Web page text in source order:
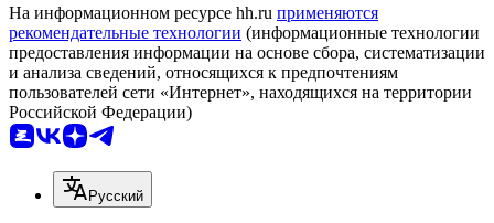
На информационном ресурсе hh.ru применяются
рекомендательные технологии (информационные технологии
предоставления информации на основе сбора, систематизации
и анализа сведений, относящихся к предпочтениям
пользователей сети «Интернет», находящихся на территории
Российской Федерации)
Русский